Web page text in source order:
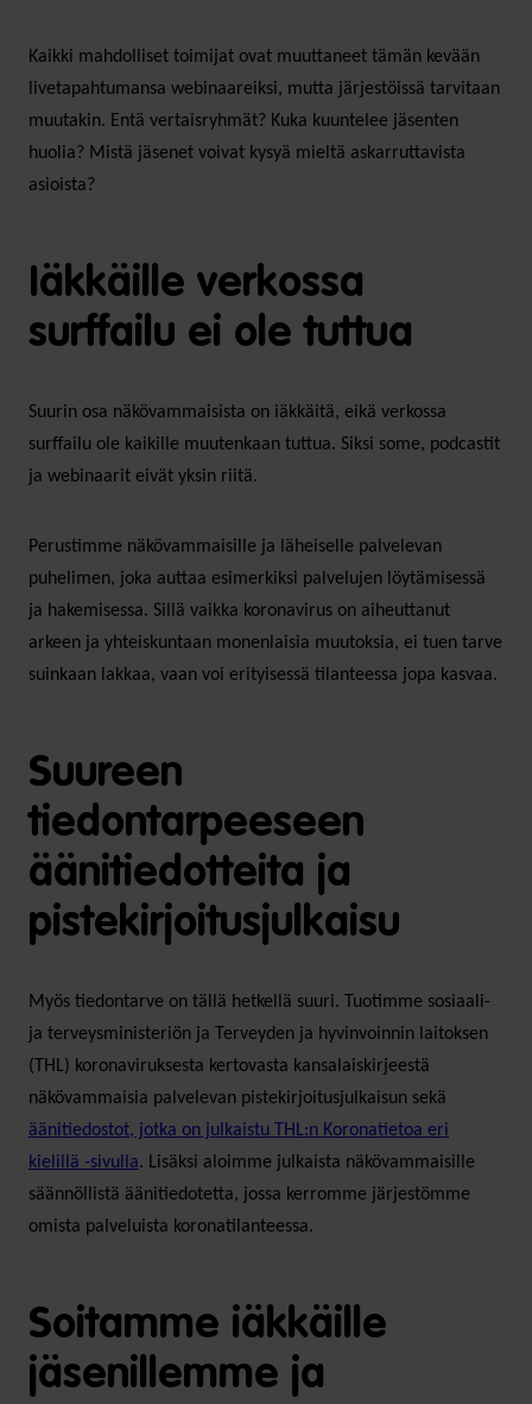
Kaikki mahdolliset toimijat ovat muuttaneet tämän kevään
livetapahtumansa webinaareiksi, mutta järjestöissä tarvitaan
muutakin. Entä vertaisryhmät? Kuka kuuntelee jäsenten
huolia? Mistä jäsenet voivat kysyä mieltä askarruttavista
asioista?
Iäkkäille verkossa
surffailu ei ole tuttua
Suurin osa näkövammaisista on iäkkäitä, eikä verkossa
surffailu ole kaikille muutenkaan tuttua. Siksi some, podcastit
ja webinaarit eivät yksin riitä.
Perustimme näkövammaisille ja läheiselle palvelevan
puhelimen, joka auttaa esimerkiksi palvelujen löytämisessä
ja hakemisessa. Sillä vaikka koronavirus on aiheuttanut
arkeen ja yhteiskuntaan monenlaisia muutoksia, ei tuen tarve
suinkaan lakkaa, vaan voi erityisessä tilanteessa jopa kasvaa.
Suureen
tiedontarpeeseen
äänitiedotteita ja
pistekirjoitusjulkaisu
Myös tiedontarve on tällä hetkellä suuri. Tuotimme sosiaali-
ja terveysministeriön ja Terveyden ja hyvinvoinnin laitoksen
(THL) koronaviruksesta kertovasta kansalaiskirjeestä
näkövammaisia palvelevan pistekirjoitusjulkaisun sekä
äänitiedostot, jotka on julkaistu THL:n Koronatietoa eri
kielillä -sivulla. Lisäksi aloimme julkaista näkövammaisille
säännöllistä äänitiedotetta, jossa kerromme järjestömme
omista palveluista koronatilanteessa.
Soitamme iäkkäille
jäsenillemme ja